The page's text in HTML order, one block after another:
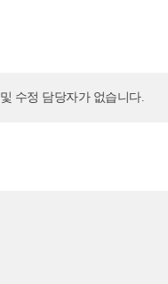
수정 담당자가 없습니다.